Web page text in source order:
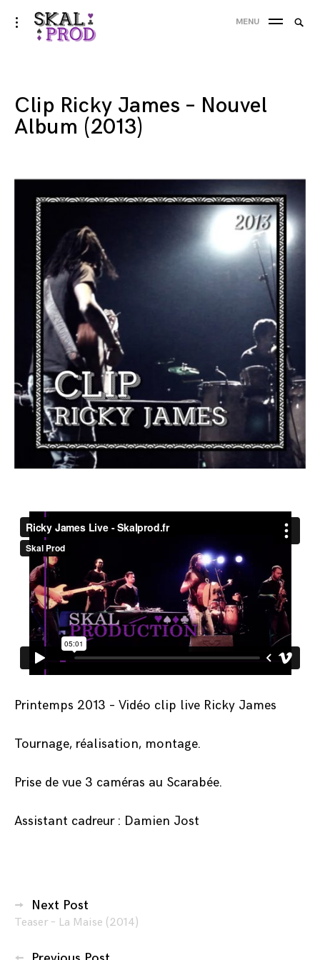
Skip
to
toggle
open/close
MENU
Clip Ricky James – Nouvel
Album (2013)
Printemps 2013 – Vidéo clip live Ricky James
Tournage, réalisation, montage.
Prise de vue 3 caméras au Scarabée.
Assistant cadreur : Damien Jost
Navigation
des
articles
Next Post
Teaser – La Maise (2014)